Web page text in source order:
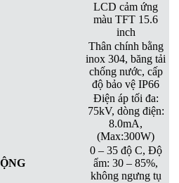
LCD cảm ứng
màu TFT 15.6
inch
Thân chính bằng
inox 304, băng tải
chống nước, cấp
độ bảo vệ IP66
Điện áp tối đa:
75kV, dòng điện:
8.0mA,
(Max:300W)
0 – 35 độ C, Độ
ẩm: 30 – 85%,
không ngưng tụ